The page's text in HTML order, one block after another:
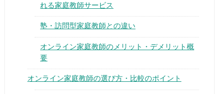
れる家庭教師サービス
塾・訪問型家庭教師との違い
オンライン家庭教師のメリット・デメリット概
要
オンライン家庭教師の選び方・比較のポイント